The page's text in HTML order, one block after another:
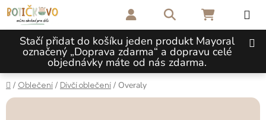
Přejít na obsah
Stačí přidat do košíku jeden produkt Mayoral
označený „Doprava zdarma“ a dopravu celé
objednávky máte od nás zdarma.
Hledat NÁKUPNÍ
Domů
/ Oblečení / Dívčí oblečení / Overaly